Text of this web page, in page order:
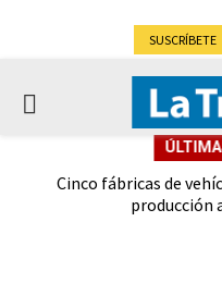
SUSCRÍBETE
PRIMARY
Cinco fábricas de
producción